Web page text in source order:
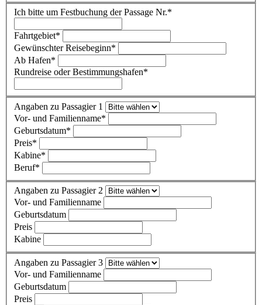
Ich bitte um Festbuchung der Passage Nr.*
Fahrtgebiet*
Gewünschter Reisebeginn*
Ab Hafen*
Rundreise oder Bestimmungshafen*
Angaben zu Passagier 1
Vor- und Familienname*
Geburtsdatum*
Preis*
Kabine*
Beruf*
Angaben zu Passagier 2
Vor- und Familienname
Geburtsdatum
Preis
Kabine
Angaben zu Passagier 3
Vor- und Familienname
Geburtsdatum
Preis